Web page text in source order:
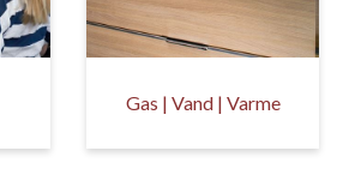
Gas | Vand | Varme